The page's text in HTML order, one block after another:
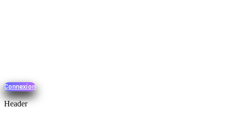
Connexion
Header